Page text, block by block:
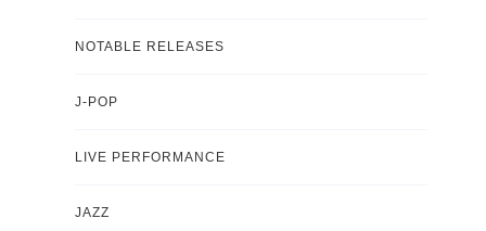
NOTABLE RELEASES
J-POP
LIVE PERFORMANCE
JAZZ